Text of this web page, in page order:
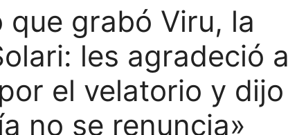
que grabó Viru, la
les agradeció a
el velatorio y dijo
no se renuncia»